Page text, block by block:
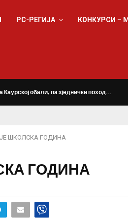
РС-РЕГИЈА КОНКУРСИ –
Каурској обали, па зједнички поход…
ШКОЛСКА ГОДИНА
ГОДИНА